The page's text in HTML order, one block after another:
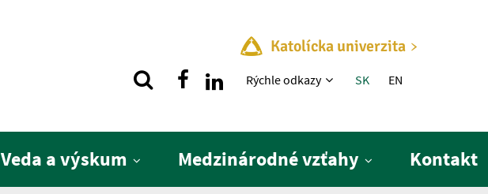
Katolícka univerzita
Rýchle menu
Rýchle odkazy SK EN
Veda a výskum Medzinárodné vzťahy Kontakt